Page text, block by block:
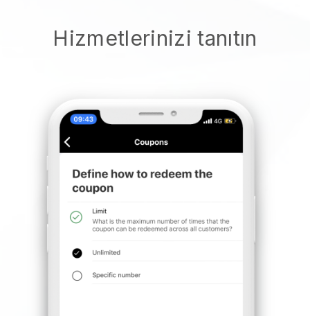
Hizmetlerinizi tanıtın